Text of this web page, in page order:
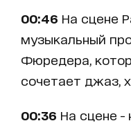
00:46 На сцене
музыкальный
Фюредера,
сочетает джаз,
00:36 На сцене -